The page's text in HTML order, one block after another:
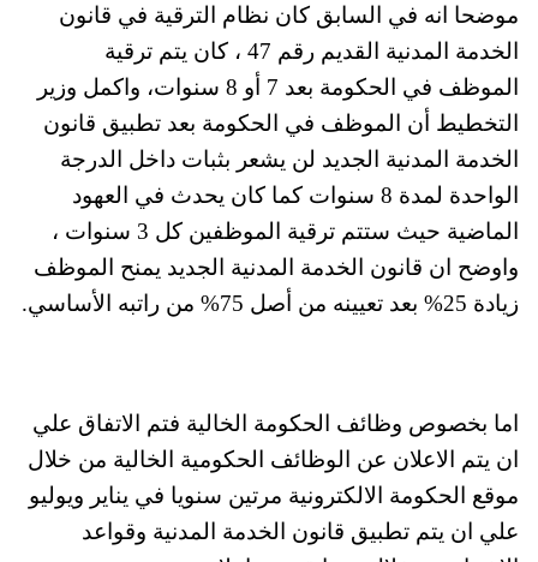
موضحا انه في السابق كان نظام الترقية في قانون
الخدمة المدنية القديم رقم 47 ، كان يتم ترقية
الموظف في الحكومة بعد 7 أو 8 سنوات، واكمل وزير
التخطيط أن الموظف في الحكومة بعد تطبيق قانون
الخدمة المدنية الجديد لن يشعر بثبات داخل الدرجة
الواحدة لمدة 8 سنوات كما كان يحدث في العهود
الماضية حيث ستتم ترقية الموظفين كل 3 سنوات ،
واوضح ان قانون الخدمة المدنية الجديد يمنح الموظف
زيادة 25% بعد تعيينه من أصل 75% من راتبه الأساسي.
اما بخصوص وظائف الحكومة الخالية فتم الاتفاق علي
ان يتم الاعلان عن الوظائف الحكومية الخالية من خلال
موقع الحكومة الالكترونية مرتين سنويا في يناير ويوليو
علي ان يتم تطبيق قانون الخدمة المدنية وقواعد